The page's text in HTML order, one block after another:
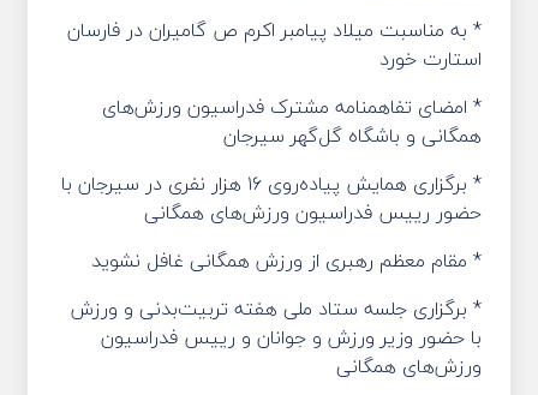
* به مناسبت میلاد پیامبر اکرم ص گامیران در فارسان
استارت خورد
* امضای تفاهمنامه مشترک فدراسیون‌ ورزش‌های
همگانی و باشگاه گل‌گهر سیرجان
* برگزاری همایش پیاده‌روی ۱۶ هزار نفری در سیرجان با
حضور رییس فدراسیون ورزش‌های همگانی
* مقام معظم رهبری از ورزش همگانی غافل نشوید
* برگزاری جلسه ستاد ملی هفته تربیت‌بدنی و ورزش
با حضور وزیر ورزش و جوانان و رییس فدراسیون
ورزش‌های همگانی